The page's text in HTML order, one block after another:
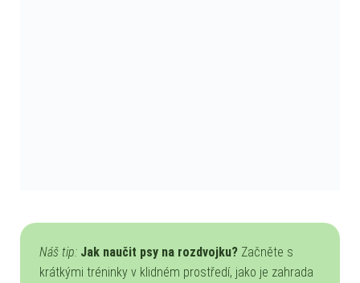
Náš tip: Jak naučit psy na rozdvojku? Začněte s
krátkými tréninky v klidném prostředí, jako je zahrada